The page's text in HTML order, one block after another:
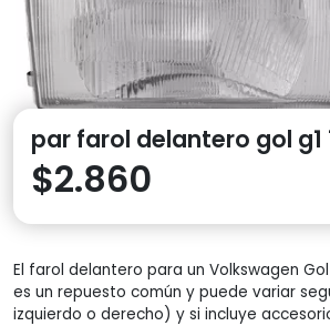
par farol delantero gol g1
$2.860
El farol delantero para un Volkswagen
es un repuesto común y puede variar
izquierdo o derecho) y si incluye